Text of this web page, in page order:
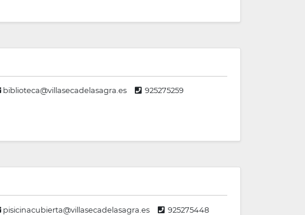
biblioteca@villasecadelasagra.es
925275259
pisicinacubierta@villasecadelasagra.es
925275448